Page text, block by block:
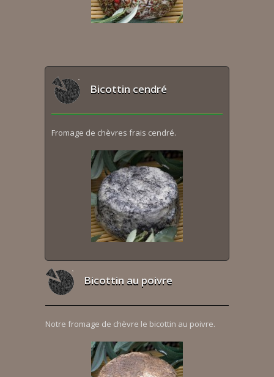
Bicottin cendré
Fromage de chèvres frais cendré.
Bicottin au poivre
Notre fromage de chèvre le bicottin au poivre.